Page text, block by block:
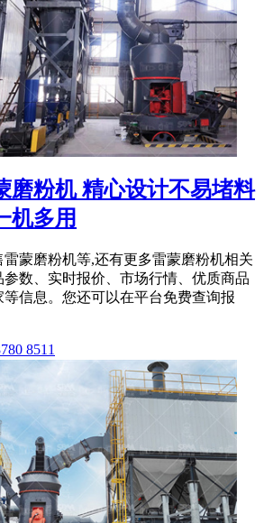
磨粉机 精心设计不易堵料
机多用
蒙磨粉机等,还有更多雷蒙磨粉机相关
参数、实时报价、市场行情、优质商品
信息。您还可以在平台免费查询报
8511